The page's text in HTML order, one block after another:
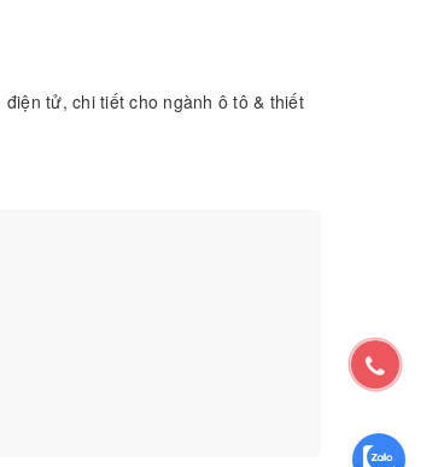
tử, chi tiết cho ngành ô tô & thiết